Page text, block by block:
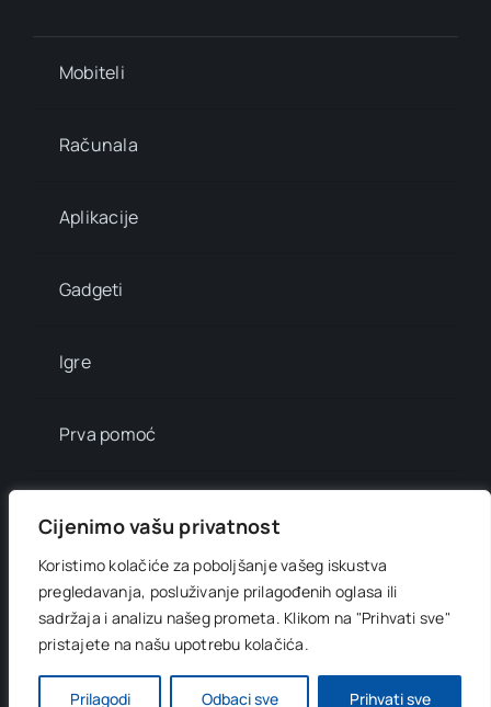
Cijenimo vašu privatnost
Koristimo kolačiće za poboljšanje vašeg iskustva
pregledavanja, posluživanje prilagođenih oglasa ili
sadržaja i analizu našeg prometa. Klikom na "Prihvati sve"
pristajete na našu upotrebu kolačića.
Prilagodi Odbaci sve Prihvati sve
Mobiteli
Računala
Aplikacije
Gadgeti
Igre
Prva pomoć
Info brojevi
Developed byOnlinePress Ltd